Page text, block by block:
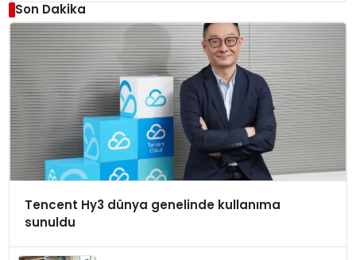
Son Dakika
Tencent Hy3 dünya genelinde kullanıma
sunuldu